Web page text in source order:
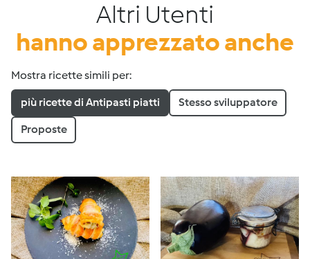
Altri Utenti
hanno apprezzato anche
Mostra ricette simili per:
più ricette di Antipasti piatti Stesso sviluppatore
Proposte